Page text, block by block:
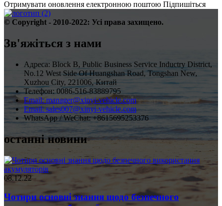
Отримувати оновлення електронною поштою Підпишіться
© Copyright - 2010-2022: Усі права захищено.
Зв'яжіться з нами
Адреса: Block B, Public Business Service Inductry District,
No.12 West Side Of Huangshan Road, Tongshan New,
Xuzhou City, 221006, Китай
Телефон: 0086-516-83889795
Email: manager@xinyi-vehicle.com
Email: sales007@xinyi-vehicle.com
WhatsApp / WeChat: +8615695253376
останні новини
08.12.22
Чотири основні знання щодо безпечного